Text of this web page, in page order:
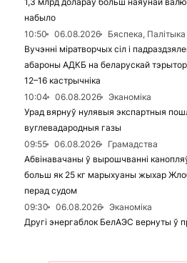
набыло
10:50
06.08.2026
Бяспека, Палітыка
Вучэнні міратворчых сіл і
абароны АДКБ на беларускай
12–16 кастрычніка
10:04
06.08.2026
Эканоміка
Урад вярнуў нулявыя экспартныя
вуглевадародныя газы
09:55
06.08.2026
Грамадства
Абвінавачаны ў вырошчванні канопляў
больш як 25 кг марыхуаны жыхар
перад судом
09:30
06.08.2026
Эканоміка
Другі энергаблок БелАЭС вернуты ў